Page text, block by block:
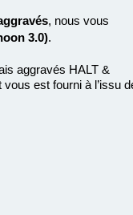
, nous vous
3.0).
aggravés HALT &
est fourni à l’issu